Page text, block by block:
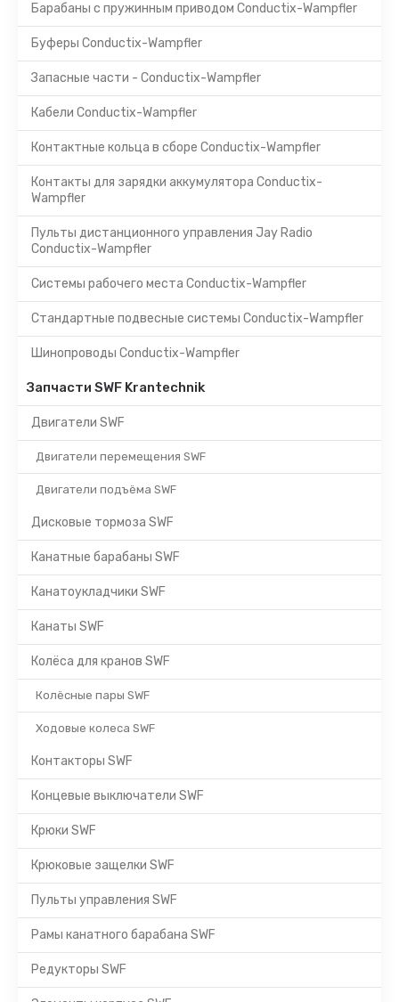
Барабаны с пружинным приводом Conductix-Wampfler
Буферы Conductix-Wampfler
Запасные части - Conductix-Wampfler
Кабели Conductix-Wampfler
Контактные кольца в сборе Conductix-Wampfler
Контакты для зарядки аккумулятора Conductix-
Wampfler
Пульты дистанционного управления Jay Radio
Conductix-Wampfler
Системы рабочего места Conductix-Wampfler
Стандартные подвесные системы Conductix-Wampfler
Шинопроводы Conductix-Wampfler
Запчасти SWF Krantechnik
Двигатели SWF
Двигатели перемещения SWF
Двигатели подъёма SWF
Дисковые тормоза SWF
Канатные барабаны SWF
Канатоукладчики SWF
Канаты SWF
Колёса для кранов SWF
Колёсные пары SWF
Ходовые колеса SWF
Контакторы SWF
Концевые выключатели SWF
Крюки SWF
Крюковые защелки SWF
Пульты управления SWF
Рамы канатного барабана SWF
Редукторы SWF